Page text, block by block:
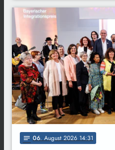
notes 06. August 2026 14:31